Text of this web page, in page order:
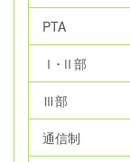
PTA
Ⅰ･Ⅱ部
Ⅲ部
通信制